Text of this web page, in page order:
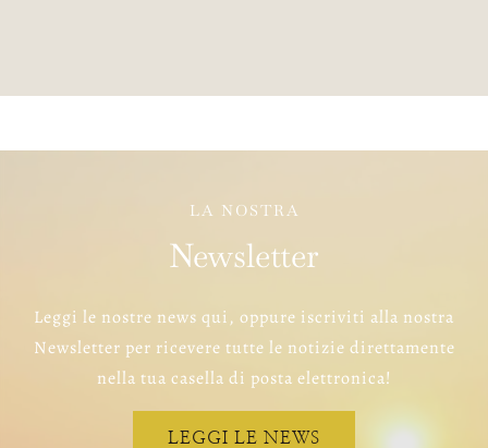
LA NOSTRA
Newsletter
Leggi le nostre news qui, oppure iscriviti alla nostra
Newsletter per ricevere tutte le notizie direttamente
nella tua casella di posta elettronica!
LEGGI LE NEWS